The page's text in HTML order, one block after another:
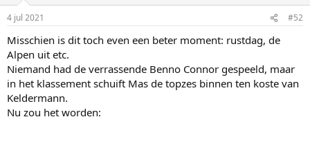
4 jul 2021 #52
Misschien is dit toch even een beter moment: rustdag, de
Alpen uit etc.
Niemand had de verrassende Benno Connor gespeeld, maar
in het klassement schuift Mas de topzes binnen ten koste van
Keldermann.
Nu zou het worden: